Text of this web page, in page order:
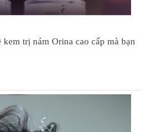
trị nám Orina cao cấp mà bạn